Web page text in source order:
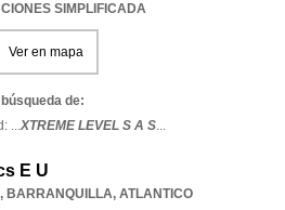
SIMPLIFICADA
Ver en mapa
de:
...XTREME LEVEL S A S...
E U
, BARRANQUILLA, ATLANTICO